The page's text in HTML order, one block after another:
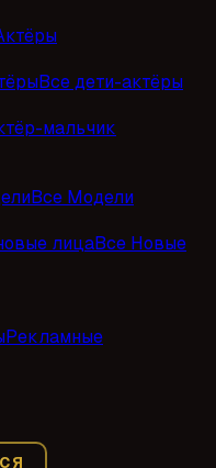
Все дети-актёры
мальчик
Все Модели
лицаВсе Новые
Рекламные